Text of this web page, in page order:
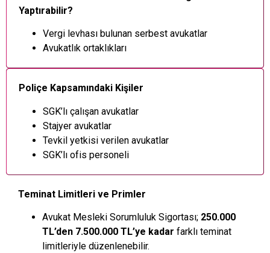
Yaptırabilir?
Vergi levhası bulunan serbest avukatlar
Avukatlık ortaklıkları
Poliçe Kapsamındaki Kişiler
SGK’lı çalışan avukatlar
Stajyer avukatlar
Tevkil yetkisi verilen avukatlar
SGK’lı ofis personeli
Teminat Limitleri ve Primler
Avukat Mesleki Sorumluluk Sigortası; 250.000
TL’den 7.500.000 TL’ye kadar farklı teminat
limitleriyle düzenlenebilir.